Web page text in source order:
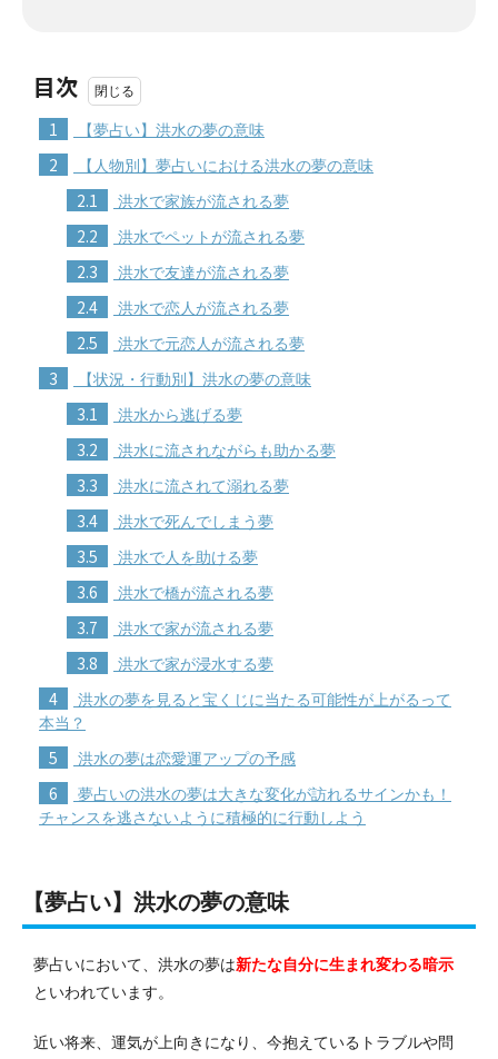
目次
1 【夢占い】洪水の夢の意味
2 【人物別】夢占いにおける洪水の夢の意味
2.1 洪水で家族が流される夢
2.2 洪水でペットが流される夢
2.3 洪水で友達が流される夢
2.4 洪水で恋人が流される夢
2.5 洪水で元恋人が流される夢
3 【状況・行動別】洪水の夢の意味
3.1 洪水から逃げる夢
3.2 洪水に流されながらも助かる夢
3.3 洪水に流されて溺れる夢
3.4 洪水で死んでしまう夢
3.5 洪水で人を助ける夢
3.6 洪水で橋が流される夢
3.7 洪水で家が流される夢
3.8 洪水で家が浸水する夢
4
洪水の夢を見ると宝くじに当たる可能性が上がるって
本当？
5 洪水の夢は恋愛運アップの予感
6
夢占いの洪水の夢は大きな変化が訪れるサインかも！
チャンスを逃さないように積極的に行動しよう
【夢占い】洪水の夢の意味
夢占いにおいて、洪水の夢は新たな自分に生まれ変わる暗示
といわれています。
近い将来、運気が上向きになり、今抱えているトラブルや問